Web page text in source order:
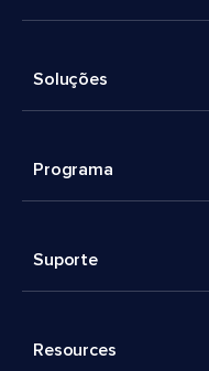
Soluções
Programa
Suporte
Resources